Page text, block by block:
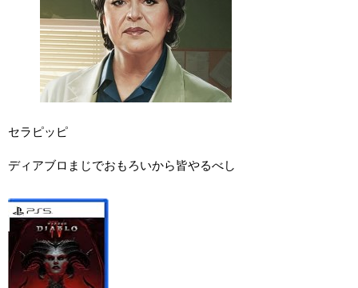
セラピッピ
ディアブロまじでおもろいから皆やるべし